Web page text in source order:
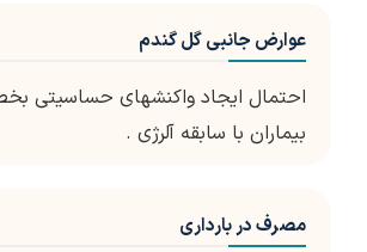
عوارض جانبی گل گندم
احتمال ایجاد واکنشهای حساسیتی
بیماران با سابقه آلرژی .
مصرف در بارداری